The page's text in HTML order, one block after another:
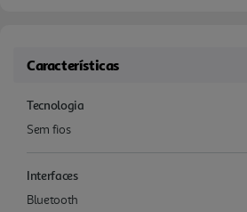
Características
Tecnologia
Sem fios
Interfaces
Bluetooth